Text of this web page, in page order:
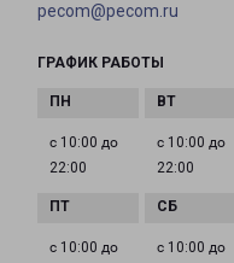
pecom@pecom.ru
ГРАФИК РАБОТЫ
с 10:00 до
22:00
с 10:00 до
22:00
с 10:00 до
с 10:00 до